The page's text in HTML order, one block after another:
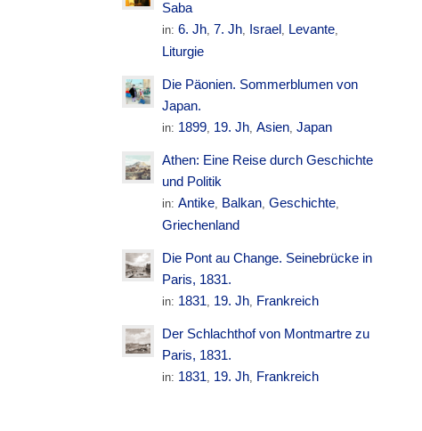
Saba
in:6. Jh, 7. Jh, Israel, Levante,
Liturgie
Die Päonien. Sommerblumen von
Japan.
in: 1899, 19. Jh,Asien,Japan
Athen: Eine Reise durch Geschichte
und Politik
in:Antike, Balkan,Geschichte,
Griechenland
Die Pont au Change. Seinebrücke in
Paris, 1831.
in: 1831, 19. Jh, Frankreich
Der Schlachthof von Montmartre zu
Paris, 1831.
in: 1831, 19. Jh, Frankreich